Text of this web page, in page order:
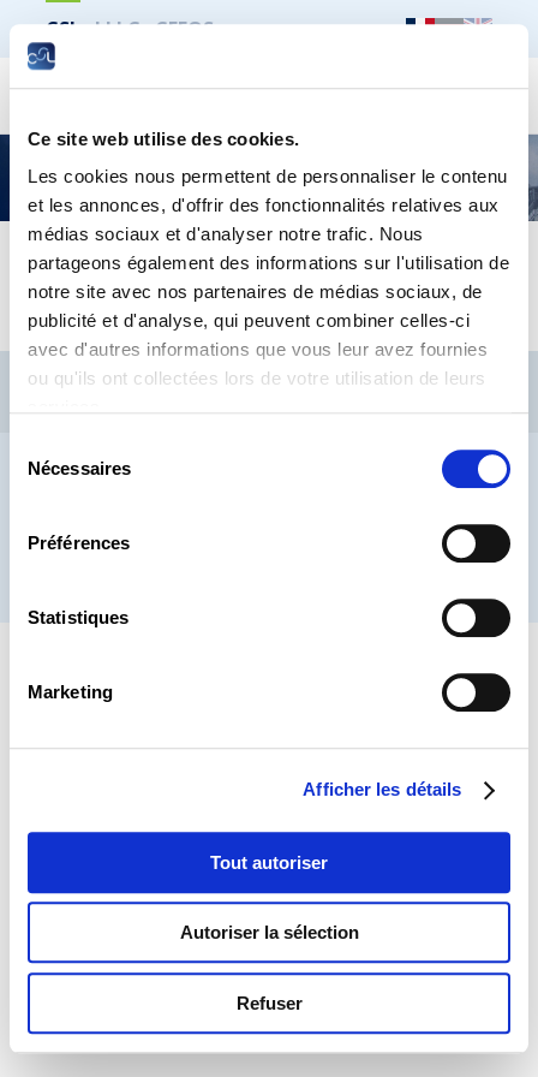
Ce site web utilise des cookies.
Les cookies nous permettent de personnaliser le contenu
et les annonces, d'offrir des fonctionnalités relatives aux
médias sociaux et d'analyser notre trafic. Nous
partageons également des informations sur l'utilisation de
notre site avec nos partenaires de médias sociaux, de
publicité et d'analyse, qui peuvent combiner celles-ci
avec d'autres informations que vous leur avez fournies
ou qu'ils ont collectées lors de votre utilisation de leurs
Nécessaires
Préférences
Statistiques
Marketing
Afficher les détails
Tout autoriser
Autoriser la sélection
Refuser
CSL LLLC CEFOS
CSL – Rapport d’activités 2009
Rapport d'activité 2009 - Francais.15.03.2010
CSL LLLC
CEFOS
Mention légale Lanceurs d’alerte